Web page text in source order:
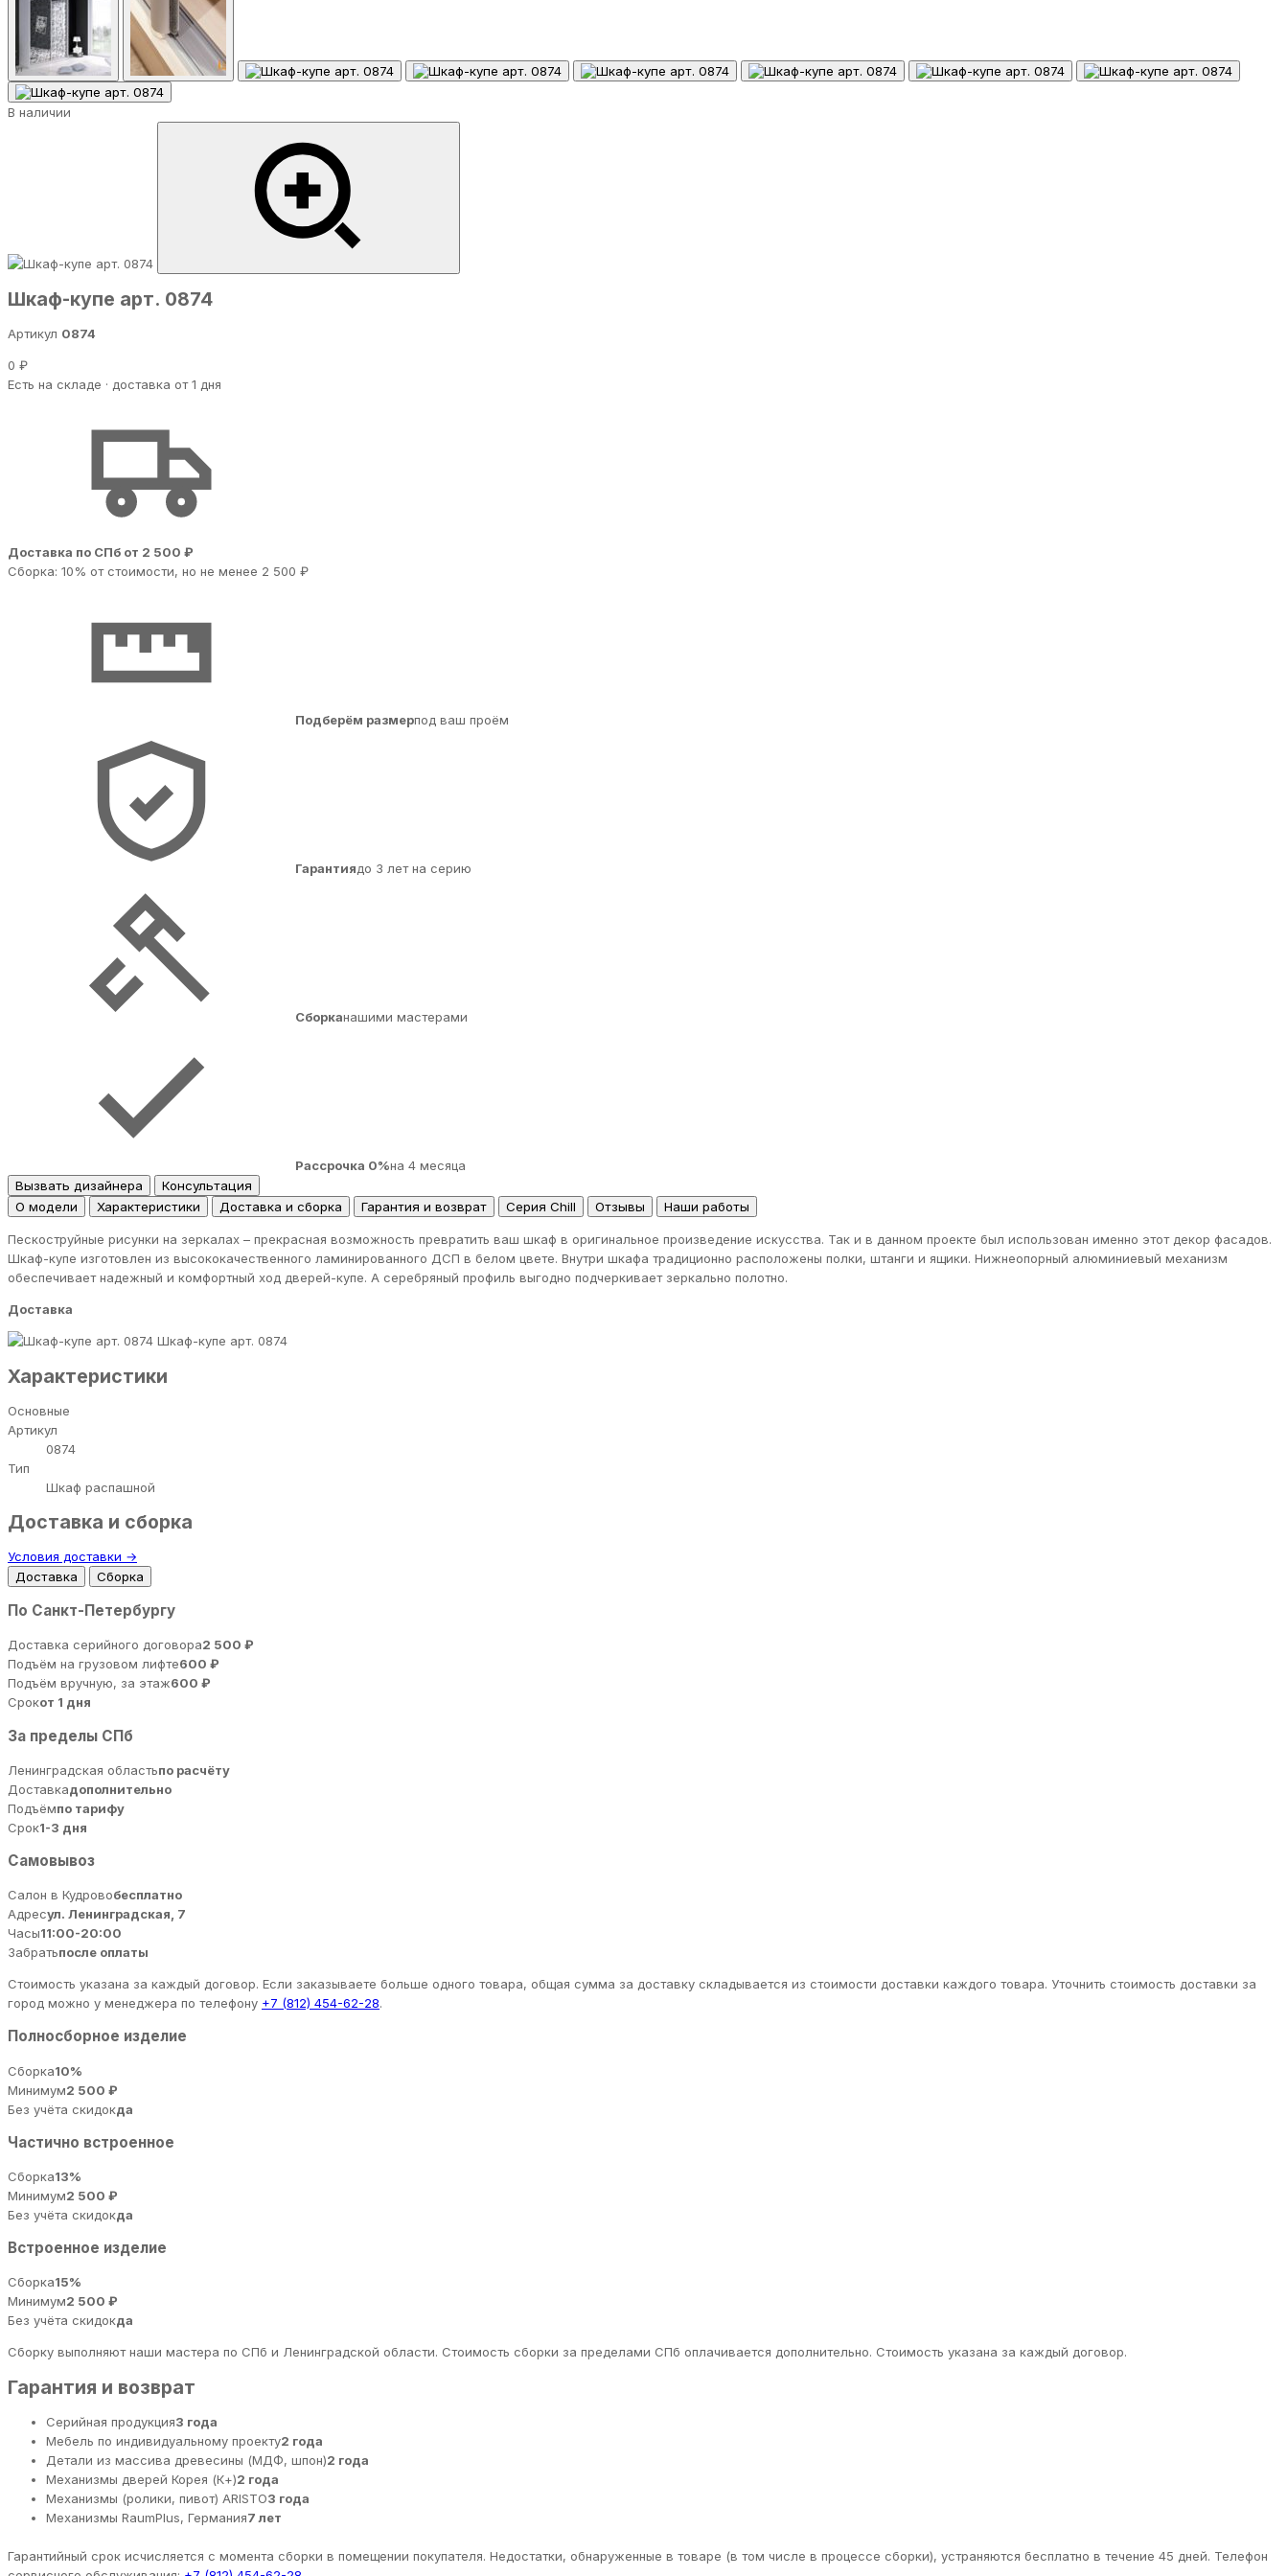
В наличии
Шкаф-купе арт. 0874
Артикул 0874
0 ₽
Есть на складе · доставка от 1 дня
Доставка по СПб от 2 500 ₽
Сборка: 10% от стоимости, но не менее 2 500 ₽
Подберём размерпод ваш проём
Гарантиядо 3 лет на серию
Сборканашими мастерами
Рассрочка 0%на 4 месяца
Вызвать дизайнера
Консультация
О модели
Характеристики Доставка и сборка Гарантия и возврат Серия Chill Отзывы Наши работы
Пескоструйные рисунки на зеркалах – прекрасная возможность превратить ваш шкаф в оригинальное произведение искусства. Так и в данном проекте был использован именно этот декор фасадов.
Шкаф-купе изготовлен из высококачественного ламинированного ДСП в белом цвете. Внутри шкафа традиционно расположены полки, штанги и ящики. Нижнеопорный алюминиевый механизм
обеспечивает надежный и комфортный ход дверей-купе. А серебряный профиль выгодно подчеркивает зеркально полотно.
Доставка
Шкаф-купе арт. 0874
Характеристики
Основные
Артикул
0874
Тип
Шкаф распашной
Доставка и сборка
Условия доставки →
Доставка
Сборка
По Санкт-Петербургу
Доставка серийного договора2 500 ₽
Подъём на грузовом лифте600 ₽
Подъём вручную, за этаж600 ₽
Срокот 1 дня
За пределы СПб
Ленинградская областьпо расчёту
Доставкадополнительно
Подъёмпо тарифу
Срок1-3 дня
Самовывоз
Салон в Кудровобесплатно
Адресул. Ленинградская, 7
Часы11:00-20:00
Забратьпосле оплаты
Стоимость указана за каждый договор. Если заказываете больше одного товара, общая сумма за доставку складывается из стоимости доставки каждого товара. Уточнить стоимость доставки за
город можно у менеджера по телефону +7 (812) 454-62-28.
Полносборное изделие
Сборка10%
Минимум2 500 ₽
Без учёта скидокда
Частично встроенное
Сборка13%
Минимум2 500 ₽
Без учёта скидокда
Встроенное изделие
Сборка15%
Минимум2 500 ₽
Без учёта скидокда
Сборку выполняют наши мастера по СПб и Ленинградской области. Стоимость сборки за пределами СПб оплачивается дополнительно. Стоимость указана за каждый договор.
Гарантия и возврат
Серийная продукция3 года
Мебель по индивидуальному проекту2 года
Детали из массива древесины (МДФ, шпон)2 года
Механизмы дверей Корея (К+)2 года
Механизмы (ролики, пивот) ARISTO3 года
Механизмы RaumPlus, Германия7 лет
Гарантийный срок исчисляется с момента сборки в помещении покупателя. Недостатки, обнаруженные в товаре (в том числе в процессе сборки), устраняются бесплатно в течение 45 дней. Телефон